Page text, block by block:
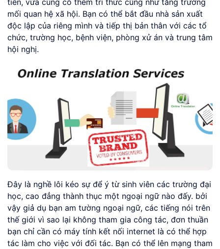
tiền, vừa củng cố thêm tri thức cũng như tăng trưởng
mối quan hệ xã hội. Bạn có thể bắt đầu nhà sản xuất
độc lập của riêng mình và tiếp thị bản thân với các tổ
chức, trường học, bệnh viện, phòng xử án và trung tâm
hội nghị.
Đây là nghề lôi kéo sự để ý từ sinh viên các trường đại
học, cao đẳng thành thục một ngoại ngữ nào đấy. bởi
vậy giả dụ bạn am tường ngoại ngữ, các tiếng nói trên
thế giới vì sao lại không tham gia công tác, đơn thuần
bạn chỉ cần có máy tính kết nối internet là có thể hợp
tác làm cho việc với đối tác. Bạn có thể lên mạng tham